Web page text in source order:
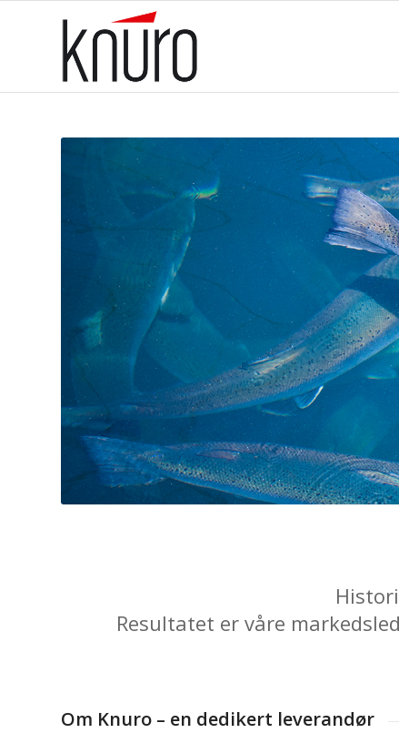
Resultatet er våre
Om Knuro – en dedikert leverandør